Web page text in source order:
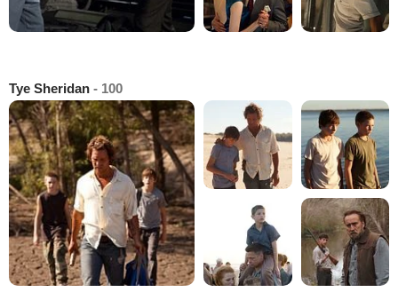
Tye Sheridan - 100